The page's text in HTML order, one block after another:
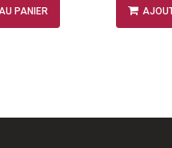
PANIER